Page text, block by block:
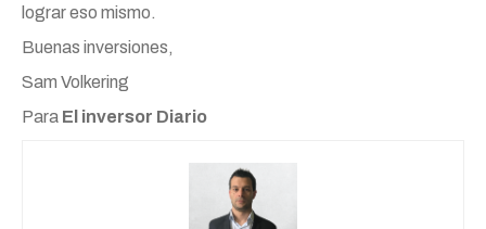
lograr eso mismo.
Buenas inversiones,
Sam Volkering
Para El inversor Diario